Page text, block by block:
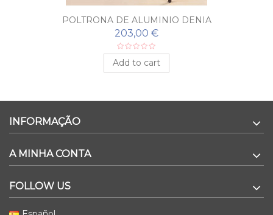
POLTRONA DE ALUMINIO DENIA
203,00 €
Add to cart
INFORMAÇÃO
A MINHA CONTA
FOLLOW US